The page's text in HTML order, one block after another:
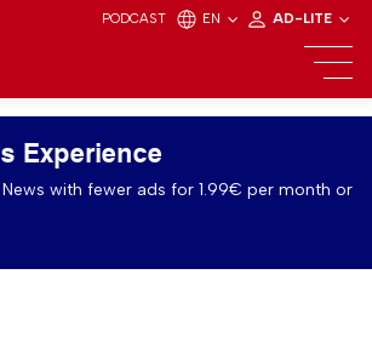
PODCAST EN AD-LITE
Experience
with fewer ads for 1.99€ per month or